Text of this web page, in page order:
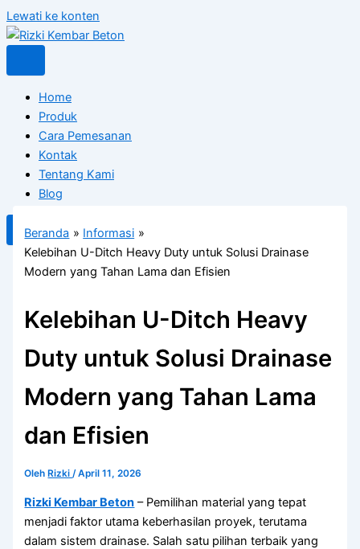
Lewati ke konten
Home
Produk
Cara Pemesanan
Kontak
Tentang Kami
Blog
X
Beranda
Informasi
Kelebihan U-Ditch Heavy Duty untuk Solusi Drainase
Modern yang Tahan Lama dan Efisien
Kelebihan U-Ditch Heavy
Duty untuk Solusi Drainase
Modern yang Tahan Lama
dan Efisien
Oleh Rizki/April 11, 2026
Rizki Kembar Beton – Pemilihan material yang tepat
menjadi faktor utama keberhasilan proyek, terutama
dalam sistem drainase. Salah satu pilihan terbaik yang